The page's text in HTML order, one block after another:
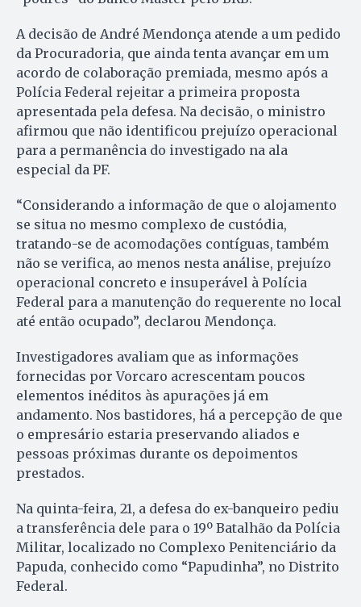
A decisão de André Mendonça atende a um pedido
da Procuradoria, que ainda tenta avançar em um
acordo de colaboração premiada, mesmo após a
Polícia Federal rejeitar a primeira proposta
apresentada pela defesa. Na decisão, o ministro
afirmou que não identificou prejuízo operacional
para a permanência do investigado na ala
especial da PF.
“Considerando a informação de que o alojamento
se situa no mesmo complexo de custódia,
tratando-se de acomodações contíguas, também
não se verifica, ao menos nesta análise, prejuízo
operacional concreto e insuperável à Polícia
Federal para a manutenção do requerente no local
até então ocupado”, declarou Mendonça.
Investigadores avaliam que as informações
fornecidas por Vorcaro acrescentam poucos
elementos inéditos às apurações já em
andamento. Nos bastidores, há a percepção de que
o empresário estaria preservando aliados e
pessoas próximas durante os depoimentos
prestados.
Na quinta-feira, 21, a defesa do ex-banqueiro pediu
a transferência dele para o 19º Batalhão da Polícia
Militar, localizado no Complexo Penitenciário da
Papuda, conhecido como “Papudinha”, no Distrito
Federal.